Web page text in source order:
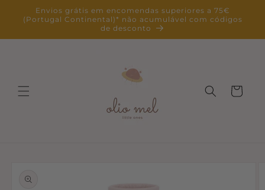
para o
conteúdo
Envios grátis em encomendas superiores a 75€
(Portugal Continental)* não acumulável com códigos
de desconto
Carrinho
informação